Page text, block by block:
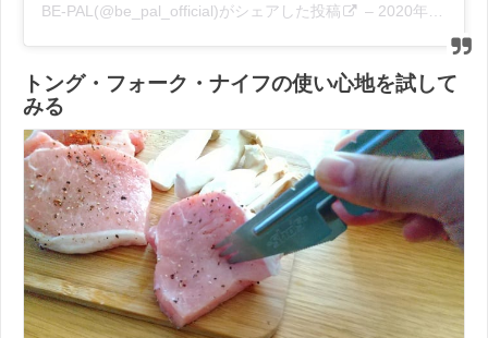
BE-PAL(@be_pal_official)がシェアした投稿 – 2020年 9月月12日午後5時13分PDT
トング・フォーク・ナイフの使い心地を試して
みる